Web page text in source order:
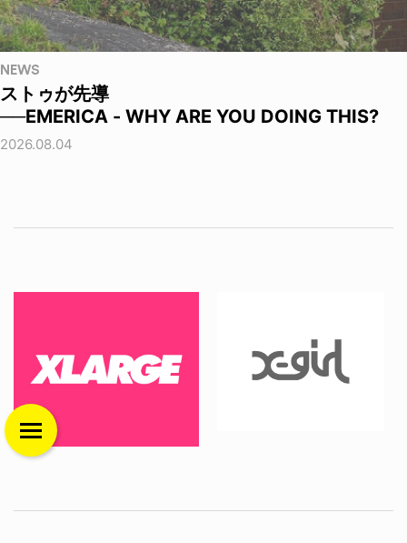
NEWS
ストゥが先導
──EMERICA - WHY ARE YOU DOING THIS?
2026.08.04